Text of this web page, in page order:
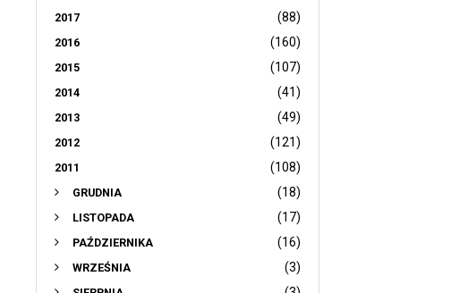
2017 (88)
2016 (160)
2015 (107)
2014 (41)
2013 (49)
2012 (121)
2011 (108)
GRUDNIA (18)
LISTOPADA (17)
PAŹDZIERNIKA (16)
WRZEŚNIA (3)